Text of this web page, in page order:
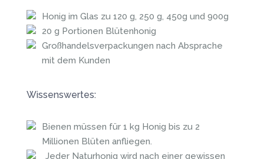
Honig im Glas zu 120 g, 250 g, 450g und 900g
20 g Portionen Blütenhonig
Großhandelsverpackungen nach Absprache
mit dem Kunden
Wissenswertes:
Bienen müssen für 1 kg Honig bis zu 2
Millionen Blüten anfliegen.
Jeder Naturhonig wird nach einer gewissen